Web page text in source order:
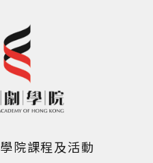
學院課程及活動